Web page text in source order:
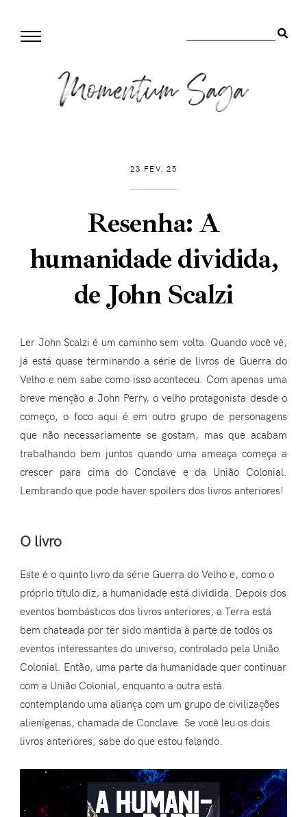
23 FEV. 25
Resenha: A
humanidade dividida,
de John Scalzi
Ler John Scalzi é um caminho sem volta. Quando você vê,
já está quase terminando a série de livros de Guerra do
Velho e nem sabe como isso aconteceu. Com apenas uma
breve menção a John Perry, o velho protagonista desde o
começo, o foco aqui é em outro grupo de personagens
que não necessariamente se gostam, mas que acabam
trabalhando bem juntos quando uma ameaça começa a
crescer para cima do Conclave e da União Colonial.
Lembrando que pode haver spoilers dos livros anteriores!
O livro
Este é o quinto livro da série Guerra do Velho e, como o
próprio título diz, a humanidade está dividida. Depois dos
eventos bombásticos dos livros anteriores, a Terra está
bem chateada por ter sido mantida à parte de todos os
eventos interessantes do universo, controlado pela União
Colonial. Então, uma parte da humanidade quer continuar
com a União Colonial, enquanto a outra está
contemplando uma aliança com um grupo de civilizações
alienígenas, chamada de Conclave. Se você leu os dois
livros anteriores, sabe do que estou falando.